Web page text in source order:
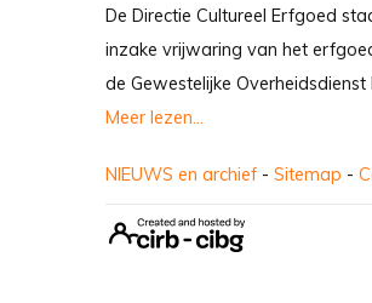
De Directie Cultureel Erfgoed
inzake vrijwaring van het
de Gewestelijke
Meer lezen...
NIEUWS en archief - Sitemap -